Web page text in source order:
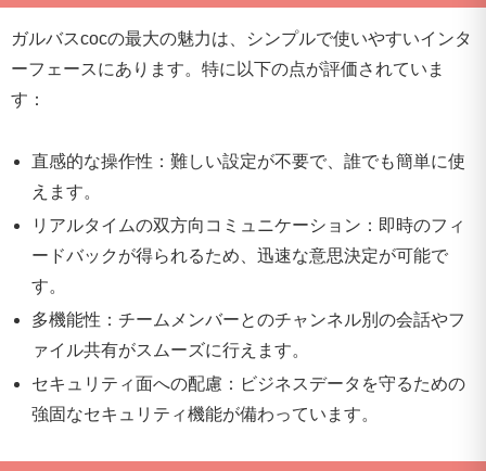
ガルバスcocの最大の魅力は、シンプルで使いやすいインタ
ーフェースにあります。特に以下の点が評価されていま
す：
直感的な操作性：難しい設定が不要で、誰でも簡単に使
えます。
リアルタイムの双方向コミュニケーション：即時のフィ
ードバックが得られるため、迅速な意思決定が可能で
す。
多機能性：チームメンバーとのチャンネル別の会話やフ
ァイル共有がスムーズに行えます。
セキュリティ面への配慮：ビジネスデータを守るための
強固なセキュリティ機能が備わっています。